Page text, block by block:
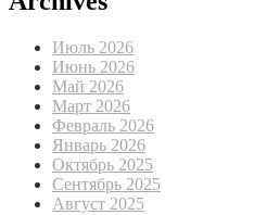
Июль 2026
Июнь 2026
Май 2026
Март 2026
Февраль 2026
Январь 2026
Октябрь 2025
Сентябрь 2025
Август 2025